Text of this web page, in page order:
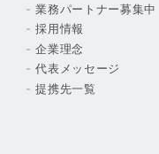
業務パートナー募集中
採用情報
企業理念
代表メッセージ
提携先一覧